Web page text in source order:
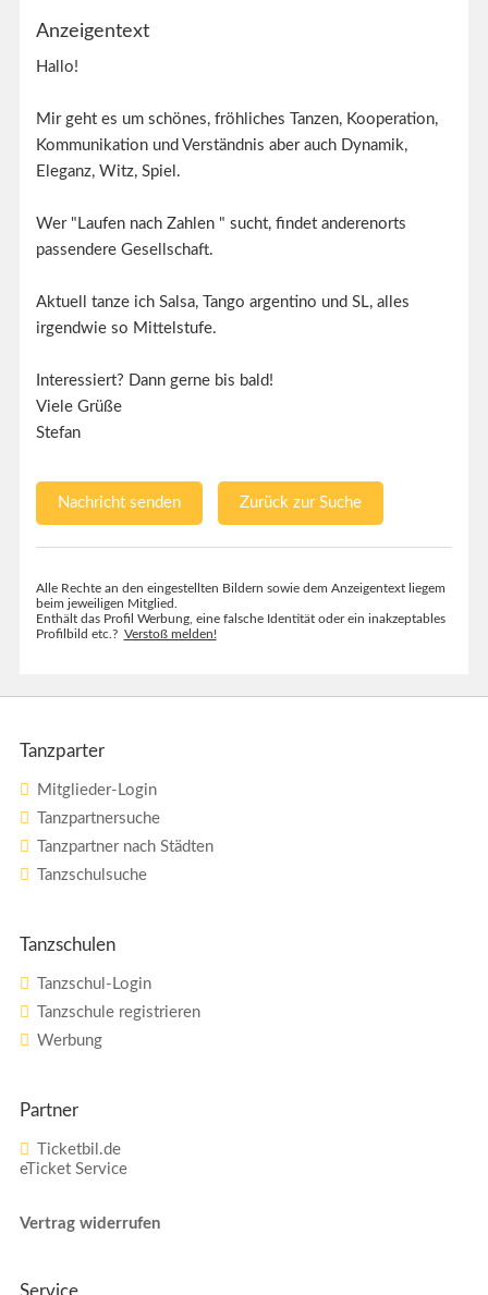
Anzeigentext
Hallo!
Mir geht es um schönes, fröhliches Tanzen, Kooperation,
Kommunikation und Verständnis aber auch Dynamik,
Eleganz, Witz, Spiel.
Wer "Laufen nach Zahlen " sucht, findet anderenorts
passendere Gesellschaft.
Aktuell tanze ich Salsa, Tango argentino und SL, alles
irgendwie so Mittelstufe.
Interessiert? Dann gerne bis bald!
Viele Grüße
Stefan
Nachricht senden Zurück zur Suche
Alle Rechte an den eingestellten Bildern sowie dem Anzeigentext liegem
beim jeweiligen Mitglied.
Enthält das Profil Werbung, eine falsche Identität oder ein inakzeptables
Profilbild etc.? Verstoß melden!
Tanzparter
Mitglieder-Login
Tanzpartnersuche
Tanzpartner nach Städten
Tanzschulsuche
Tanzschulen
Tanzschul-Login
Tanzschule registrieren
Werbung
Partner
Ticketbil.de
eTicket Service
Vertrag widerrufen
Service